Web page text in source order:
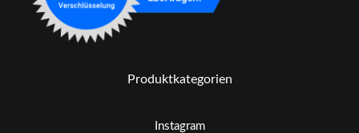
Produktkategorien
Instagram